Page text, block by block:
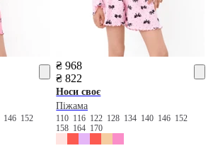
146 152
₴ 968
₴ 822
Носи своє
Піжама
110 116 122 128 134 140 146 152
158 164 170